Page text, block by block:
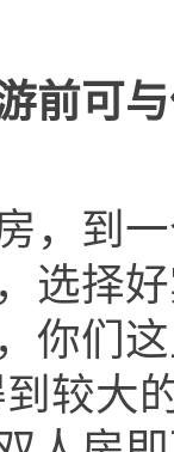
前可
，到
选择
你们
较大